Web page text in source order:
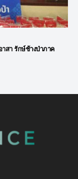
าสา รักษ์ช้างป่าภาค